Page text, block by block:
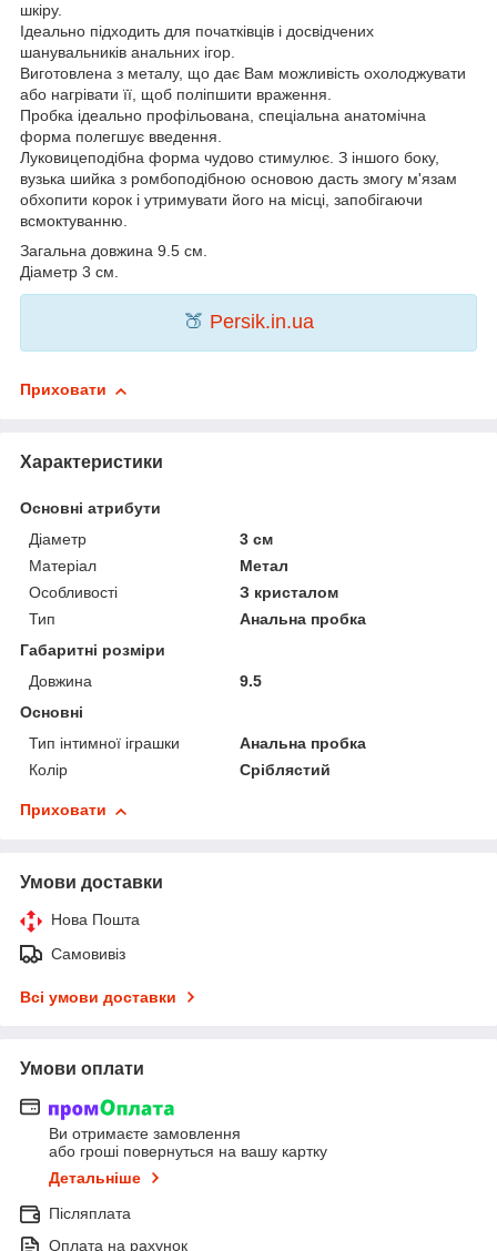
шкіру.
Ідеально підходить для початківців і досвідчених
шанувальників анальних ігор.
Виготовлена з металу, що дає Вам можливість охолоджувати
або нагрівати її, щоб поліпшити враження.
Пробка ідеально профільована, спеціальна анатомічна
форма полегшує введення.
Луковицеподібна форма чудово стимулює. З іншого боку,
вузька шийка з ромбоподібною основою дасть змогу м'язам
обхопити корок і утримувати його на місці, запобігаючи
всмоктуванню.
Загальна довжина 9.5 см.
Діаметр 3 см.
🍑 Persik.in.ua
Приховати
Характеристики
Основні атрибути
Діаметр
3 см
Матеріал
Метал
Особливості
З кристалом
Тип
Анальна пробка
Габаритні розміри
Довжина
9.5
Основні
Тип інтимної іграшки
Анальна пробка
Колір
Сріблястий
Приховати
Умови доставки
Нова Пошта
Самовивіз
Всі умови доставки
Умови оплати
Ви отримаєте замовлення
або гроші повернуться на вашу картку
Детальніше
Післяплата
Оплата на рахунок